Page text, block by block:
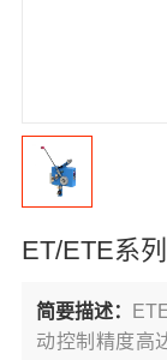
ET/ETE系
简要描述：
动控制精度高